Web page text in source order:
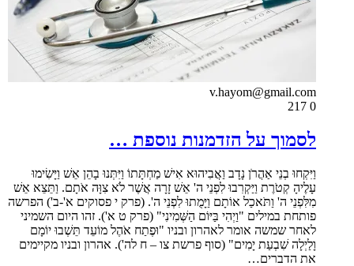
v.hayom@gmail.com
0
לסמוך על הזדמנות נוספת …
וַיִּקְחוּ בְנֵי אַהֲרֹן נָדָב וַאֲבִיהוּא אִישׁ מַחְתָּתוֹ וַיִּתְּנוּ בָהֵן אֵשׁ וַיָּשִׂימוּ
עָלֶיהָ קְטֹרֶת וַיַּקְרִבוּ לִפְנֵי ה' אֵשׁ זָרָה אֲשֶׁר לֹא צִוָּה אֹתָם. וַתֵּצֵא אֵשׁ
מִלִּפְנֵי ה' וַתֹּאכַל אוֹתָם וַיָּמֻתוּ לִפְנֵי ה'. (פרק י פסוקים א'-ב') הפרשה
פותחת במילים "וַיְהִי בַּיּוֹם הַשְּׁמִינִי" (פרק ט א'). זהו היום השמיני
לאחר שמשה אומר לאהרון ובניו "וּפֶתַח אֹהֶל מוֹעֵד תֵּשְׁבוּ יוֹמָם
וָלַיְלָה שִׁבְעַת יָמִים" (סוף פרשת צו – ח לה'). אהרון ובניו מקיימים
את הדברים…